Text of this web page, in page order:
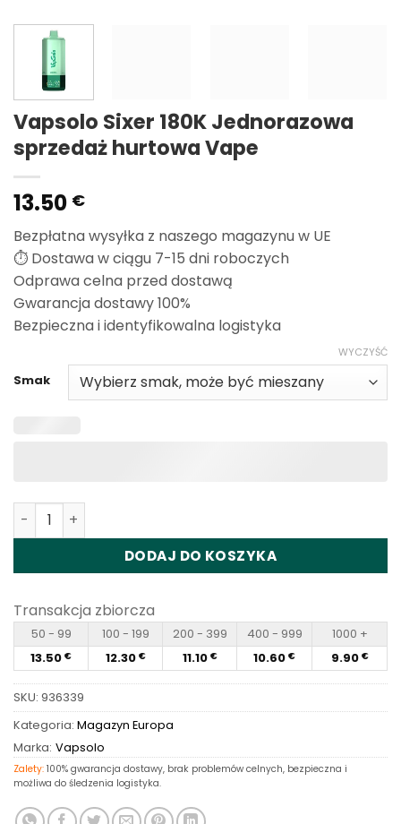
Vapsolo Sixer 180K Jednorazowa
sprzedaż hurtowa Vape
13.50 €
Bezpłatna wysyłka z naszego magazynu w UE
⏱️ Dostawa w ciągu 7-15 dni roboczych
Odprawa celna przed dostawą
Gwarancja dostawy 100%
Bezpieczna i identyfikowalna logistyka
Smak
WYCZYŚĆ
Ilość Vapsolo Sixer 180K Disposable Vape Wholesale
DODAJ DO KOSZYKA
Transakcja zbiorcza
50 - 99 100 - 199 200 - 399 400 - 999
1000 +
13.50 € 12.30 € 11.10 € 10.60 € 9.90 €
SKU: 936339
Kategoria: Magazyn Europa
Marka: Vapsolo
Zalety: 100% gwarancja dostawy, brak problemów celnych, bezpieczna i
możliwa do śledzenia logistyka.